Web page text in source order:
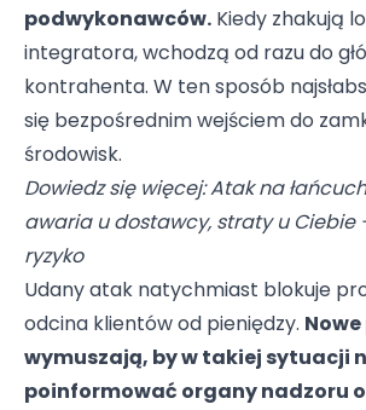
podwykonawców. Kiedy zhakują
integratora, wchodzą od razu do
kontrahenta. W ten sposób
się bezpośrednim wejściem do
środowisk.
Dowiedz się więcej:Atak na
awaria u dostawcy, straty u Ciebie
ryzyko
Udany atak natychmiast blokuje
odcina klientów od pieniędzy.
wymuszają, by w takiej sytuacji
poinformować organy nadzoru